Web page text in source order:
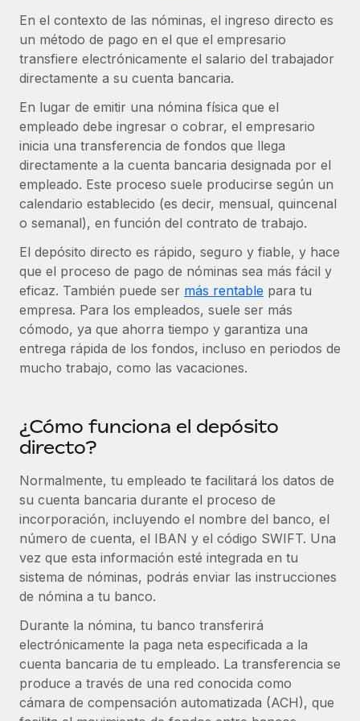
Contractor Management
Integra y gestiona a autónomos globalmente.
PEO
INFRAESTRUCTURA
Integra los RR. HH. en tus flujos de trabajo sin
complicaciones.
Plataforma
Funciones esenciales de RR. HH. integradas para tu
equipo.
Conectar
Nuevo
Conecta cualquier herramienta de IA con Remote
mediante nuestro MCP.
esenciales.
SERVICIOS
Pregunta a un experto
Obtén ayuda de gente experta en RR. HH. globales
y cumplimiento normativo.
Comprobaciones de antecedentes
Simplifica los procesos de cribado de candidatos.
Cumplimiento normativo
Adelántate a los riesgos de cumplimiento
normativo.
Gestión de dispositivos
Compáranos con otras empresas.
ETAPAS DE CRECIMIENTO
Soluciones ágiles de RR. HH. globales y nóminas para
empresas en crecimiento.
Mediana empresa
Amplía tu equipo con soluciones de RR. HH.
personalizadas.
Empresa
RR. HH. globales para grandes empresas.
ASOCIARSE
Socios tecnológicos estratégicos
Integra la gestión de los RR. HH. globales en tu
plataforma de forma flexible.
Descubre oportunidades de colaborar con nosotros.
Remote Build
Consultoría de integraciones y automatización con IA.
CASOS PRÁCTICOS
Colaboración estratégica de Reverse Tech con
Remote para gestionar a autónomos y las
nóminas
Reverse Tech en resumen La startup de salud y bienestar
Reverse Tech se asoció con Remote para...
Más información
Calculadora de pagos a autónomos
Descubre opciones de divisas y tiempos de pago para
APRENDIZAJE CON REMOTE
Guías y recursos
Casos prácticos
Glosario de RR. HH.
Listas de verificación y plantillas
Biblioteca de descripciones de puestos
Webinarios
Eventos
Sala de prensa
Centro de información
Obtén ayuda
Consulta todos los recursos
BLOG
Nómina global
EOR y PEO
Contractor Management
Impuestos
Nederlands
Français
Deutsch
Español
Italiano
Português (Portugal)
中文（简体）
Iniciar sesión
En el contexto de las nóminas, el ingreso directo es
un método de pago en el que el empresario
transfiere electrónicamente el salario del trabajador
directamente a su cuenta bancaria.
En lugar de emitir una nómina física que el
empleado debe ingresar o cobrar, el empresario
inicia una transferencia de fondos que llega
directamente a la cuenta bancaria designada por el
empleado. Este proceso suele producirse según un
calendario establecido (es decir, mensual, quincenal
o semanal), en función del contrato de trabajo.
El depósito directo es rápido, seguro y fiable, y hace
que el proceso de pago de nóminas sea más fácil y
eficaz. También puede ser más rentable para tu
empresa. Para los empleados, suele ser más
cómodo, ya que ahorra tiempo y garantiza una
entrega rápida de los fondos, incluso en periodos de
mucho trabajo, como las vacaciones.
¿Cómo funciona el depósito
directo?
Normalmente, tu empleado te facilitará los datos de
su cuenta bancaria durante el proceso de
incorporación, incluyendo el nombre del banco, el
número de cuenta, el IBAN y el código SWIFT. Una
vez que esta información esté integrada en tu
sistema de nóminas, podrás enviar las instrucciones
de nómina a tu banco.
Durante la nómina, tu banco transferirá
electrónicamente la paga neta especificada a la
cuenta bancaria de tu empleado. La transferencia se
produce a través de una red conocida como
cámara de compensación automatizada (ACH), que